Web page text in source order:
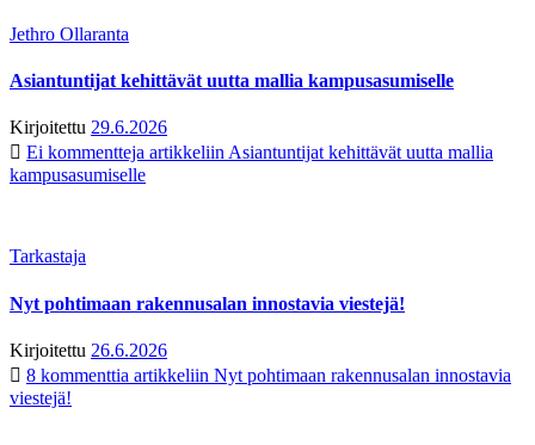
Jethro Ollaranta
Asiantuntijat kehittävät uutta mallia kampusasumiselle
Kirjoitettu 29.6.2026
Ei kommentteja artikkeliin Asiantuntijat kehittävät uutta mallia
kampusasumiselle
Tarkastaja
Nyt pohtimaan rakennusalan innostavia viestejä!
Kirjoitettu 26.6.2026
8 kommenttia artikkeliin Nyt pohtimaan rakennusalan innostavia
viestejä!